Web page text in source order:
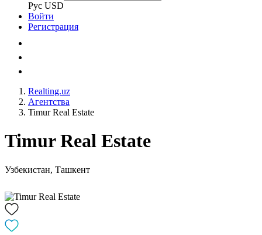
Рус USD
Войти
Регистрация
Realting.uz
Агентства
Timur Real Estate
Timur Real Estate
Узбекистан, Ташкент